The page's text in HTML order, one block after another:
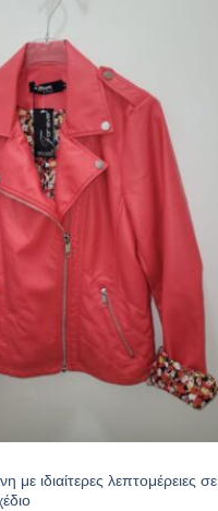
με ιδιαίτερες λεπτομέρειες σε